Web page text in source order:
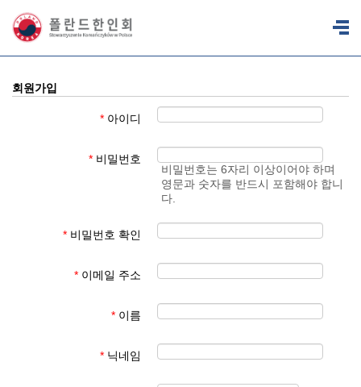
회원가입
* 아이디
* 비밀번호
비밀번호는 6자리 이상이어야 하며
영문과 숫자를 반드시 포함해야 합니
다.
* 비밀번호 확인
* 이메일 주소
* 이름
* 닉네임